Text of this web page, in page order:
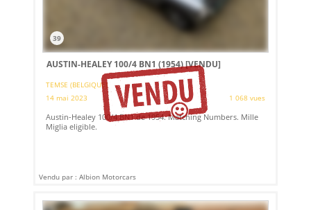
39
AUSTIN-HEALEY 100/4 BN1 (1954)[VENDU]
TEMSE (BELGIQUE)
14 mai 2023
1 068 vues
Austin-Healey 100/4 BN1 de 1954. Matching Numbers. Mille
Miglia eligible.
Vendu par : Albion Motorcars